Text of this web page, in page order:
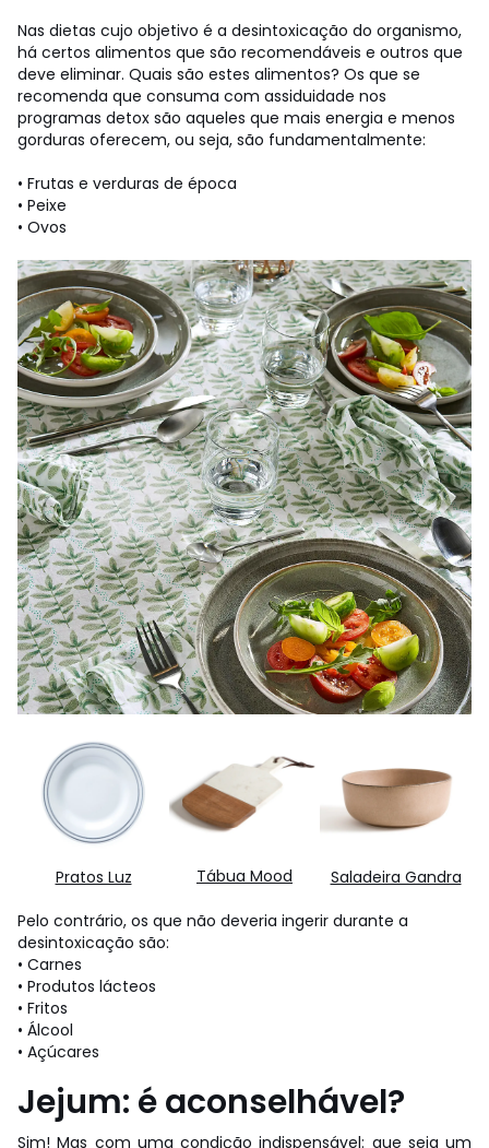
Nas dietas cujo objetivo é a desintoxicação do organismo,
há certos alimentos que são recomendáveis e outros que
deve eliminar. Quais são estes alimentos? Os que se
recomenda que consuma com assiduidade nos
programas detox são aqueles que mais energia e menos
gorduras oferecem, ou seja, são fundamentalmente:
• Frutas e verduras de época
• Peixe
• Ovos
Pratos Luz Tábua Mood
Saladeira Gandra
Pelo contrário, os que não deveria ingerir durante a
desintoxicação são:
• Carnes
• Produtos lácteos
• Fritos
• Álcool
• Açúcares
Jejum: é aconselhável?
Sim! Mas com uma condição indispensável: que seja um